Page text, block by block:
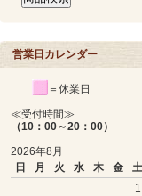
営業日カレンダー
＝休業日
≪受付時間≫
（10：00～20：00）
2026年8月
日
月 火 水 木 金
土
1